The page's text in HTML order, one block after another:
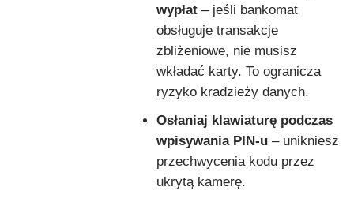
wypłat – jeśli bankomat
obsługuje transakcje
zbliżeniowe, nie musisz
wkładać karty. To ogranicza
ryzyko kradzieży danych.
Osłaniaj klawiaturę podczas
wpisywania PIN-u – unikniesz
przechwycenia kodu przez
ukrytą kamerę.